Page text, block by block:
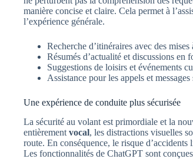
manière concise et claire. Cela permet à
l’expérience générale.
Recherche d’itinéraires avec des
Résumés d’actualité et discussions en
Suggestions de loisirs et événements
Assistance pour les appels et
Une expérience de conduite plus sécurisée
La sécurité au volant est primordiale et la
entièrement vocal, les distractions visuelles
route. En conséquence, le risque
Les fonctionnalités de ChatGPT sont